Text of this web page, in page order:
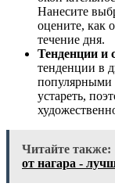
Нанесите
оцените, как
течение дня.
Тенденции и
тенденции в
популярными
устареть,
Читайте также:
от нагара -